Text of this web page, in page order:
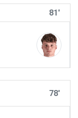
81'
78'